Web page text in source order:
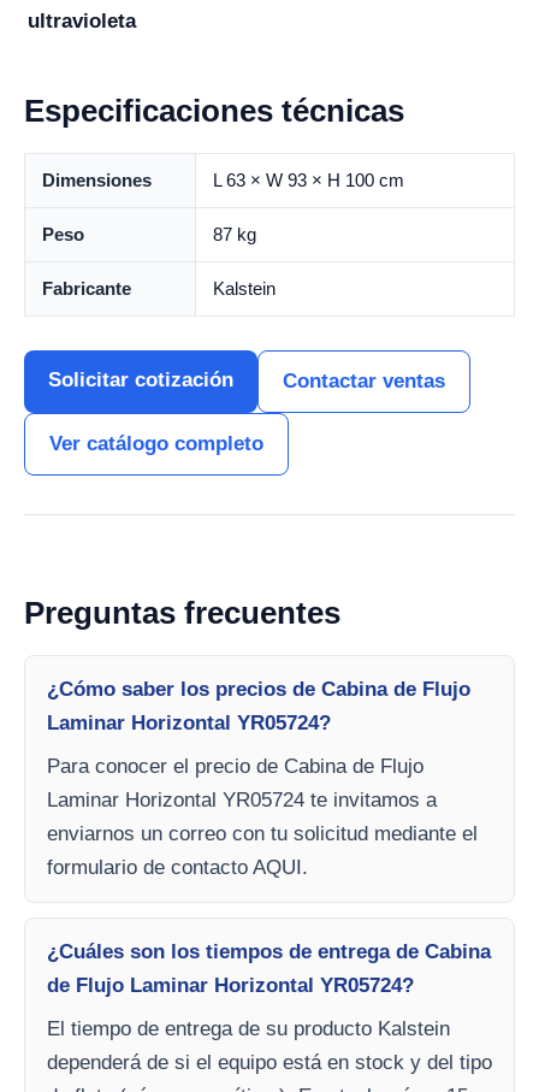
ultravioleta
Especificaciones técnicas
Dimensiones L 63 × W 93 × H 100 cm
Peso 87 kg
Fabricante Kalstein
Solicitar cotización Contactar ventas
Ver catálogo completo
Preguntas frecuentes
¿Cómo saber los precios de Cabina de Flujo
Laminar Horizontal YR05724?
Para conocer el precio de Cabina de Flujo
Laminar Horizontal YR05724 te invitamos a
enviarnos un correo con tu solicitud mediante el
formulario de contacto AQUI.
¿Cuáles son los tiempos de entrega de Cabina
de Flujo Laminar Horizontal YR05724?
El tiempo de entrega de su producto Kalstein
dependerá de si el equipo está en stock y del tipo